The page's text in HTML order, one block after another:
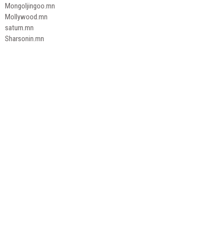
Mongoljingoo.mn
Mollywood.mn
saturn.mn
Sharsonin.mn